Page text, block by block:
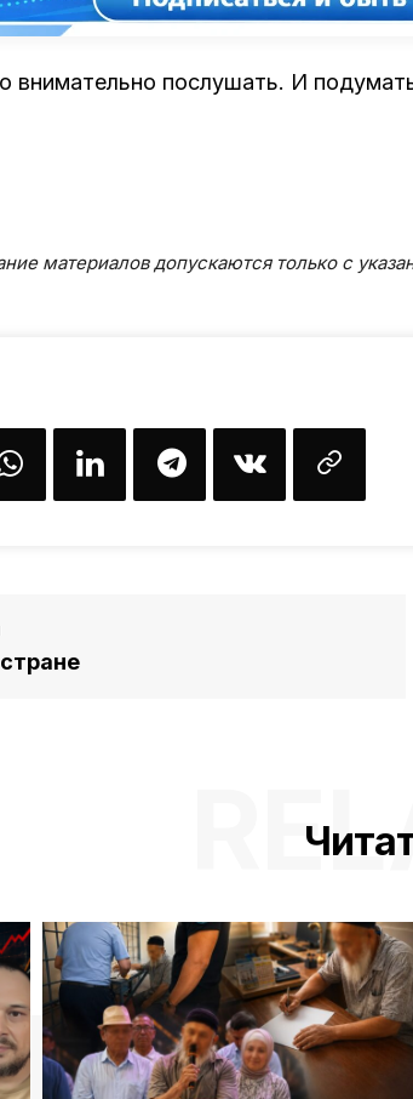
внимательно послушать. И
материалов допускаются только с